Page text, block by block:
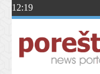
12:19